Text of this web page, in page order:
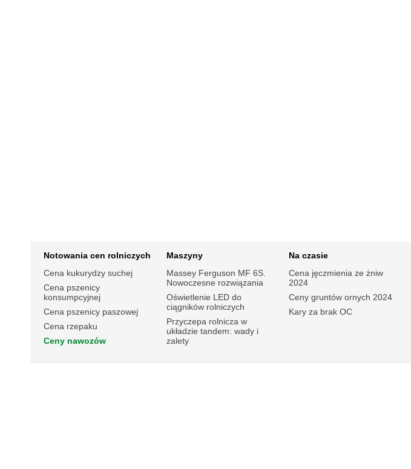
Notowania cen rolniczych
Cena kukurydzy suchej
Cena pszenicy
konsumpcyjnej
Cena pszenicy paszowej
Cena rzepaku
Ceny nawozów
Maszyny
Massey Ferguson MF 6S.
Nowoczesne rozwiązania
Oświetlenie LED do
ciągników rolniczych
Przyczepa rolnicza w
układzie tandem: wady i
zalety
Na czasie
Cena jęczmienia ze żniw
2024
Ceny gruntów ornych 2024
Kary za brak OC